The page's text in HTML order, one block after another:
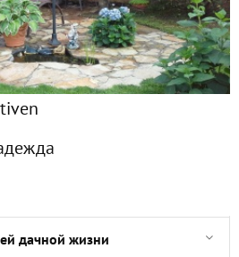
ко "Дню святого Валентина"
для цитрусовых"
каша с вялеными фруктами в
для летающих насекомых
дачной жизни